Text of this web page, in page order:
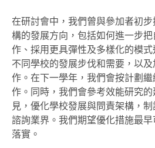
在研討會中，我們曾與參加者初
構的發展方向，包括如何進一步
作、採用更具彈性及多樣化的模
不同學校的發展步伐和需要，以
作。在下一學年，我們會按計劃
作。同時，我們會參考效能研究
見，優化學校發展與問責架構，
諮詢業界。我們期望優化措施最
落實。